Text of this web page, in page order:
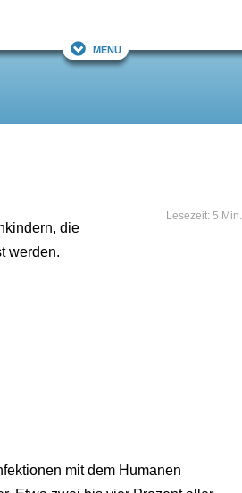
Menü
Lesezeit: 5 Min.
die
werden.
mit dem Humanen